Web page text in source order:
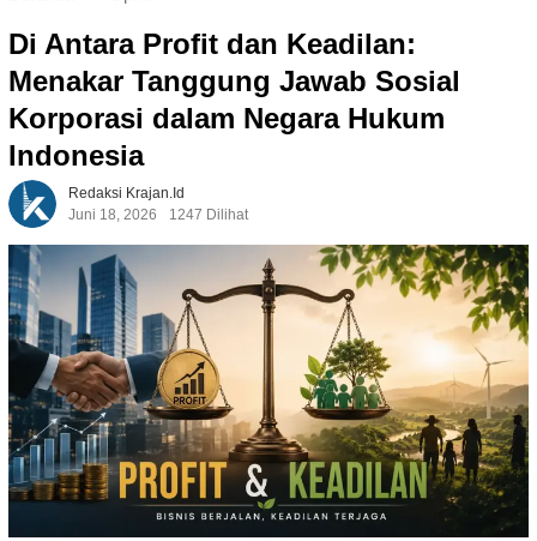
Di Antara Profit dan Keadilan:
Menakar Tanggung Jawab Sosial
Korporasi dalam Negara Hukum
Indonesia
Redaksi Krajan.id
Juni 18, 2026
1247 Dilihat